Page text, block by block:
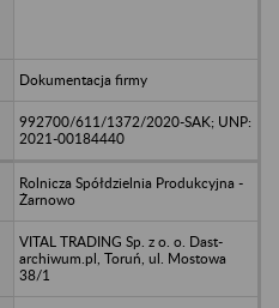
Dokumentacja firmy
992700/611/1372/2020-SAK; UNP:
2021-00184440
Rolnicza Spółdzielnia Produkcyjna -
Żarnowo
VITAL TRADING Sp. z o. o. Dast-
archiwum.pl, Toruń, ul. Mostowa
38/1